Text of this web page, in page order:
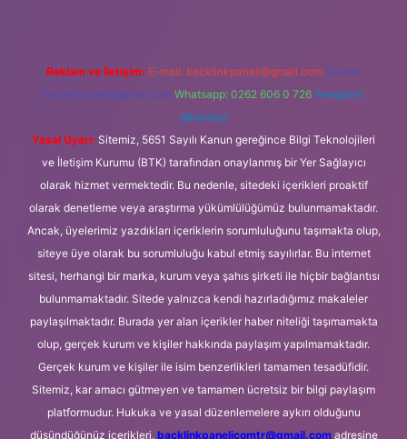
Reklam ve İletişim: E-mail: backlinkpaneli@gmail.com Teams:
forumhizmeti@gmail.com Whatsapp: 0262 606 0 726 Telegram:
@karabul
Yasal Uyarı: Sitemiz, 5651 Sayılı Kanun gereğince Bilgi Teknolojileri
ve İletişim Kurumu (BTK) tarafından onaylanmış bir Yer Sağlayıcı
olarak hizmet vermektedir. Bu nedenle, sitedeki içerikleri proaktif
olarak denetleme veya araştırma yükümlülüğümüz bulunmamaktadır.
Ancak, üyelerimiz yazdıkları içeriklerin sorumluluğunu taşımakta olup,
siteye üye olarak bu sorumluluğu kabul etmiş sayılırlar. Bu internet
sitesi, herhangi bir marka, kurum veya şahıs şirketi ile hiçbir bağlantısı
bulunmamaktadır. Sitede yalnızca kendi hazırladığımız makaleler
paylaşılmaktadır. Burada yer alan içerikler haber niteliği taşımamakta
olup, gerçek kurum ve kişiler hakkında paylaşım yapılmamaktadır.
Gerçek kurum ve kişiler ile isim benzerlikleri tamamen tesadüfidir.
Sitemiz, kar amacı gütmeyen ve tamamen ücretsiz bir bilgi paylaşım
platformudur. Hukuka ve yasal düzenlemelere aykırı olduğunu
düşündüğünüz içerikleri, backlinkpanelicomtr@gmail.comadresine